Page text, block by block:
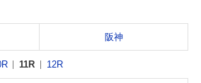
阪神
11R 12R